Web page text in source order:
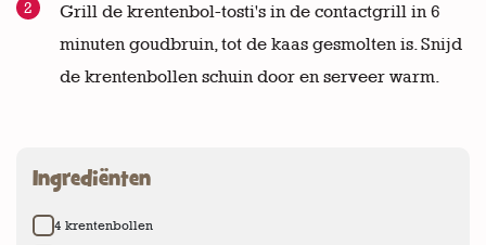
Grill de krentenbol-tosti's in de contactgrill in 6
minuten goudbruin, tot de kaas gesmolten is. Snijd
de krentenbollen schuin door en serveer warm.
Ingrediënten
Boodschappenlijstje
4 krentenbollen